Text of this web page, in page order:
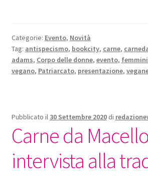
Categorie: Evento, Novità
Tag: antispecismo, bookcity, carne,
adams, Corpo delle donne, evento,
vegano, Patriarcato, presentazione,
Pubblicato il 30 Settembre 2020 di
Carne da
intervista alla